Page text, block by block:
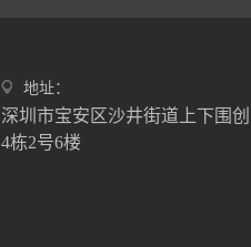
地址：
深圳市宝安区沙井街道上下围
4栋2号6楼